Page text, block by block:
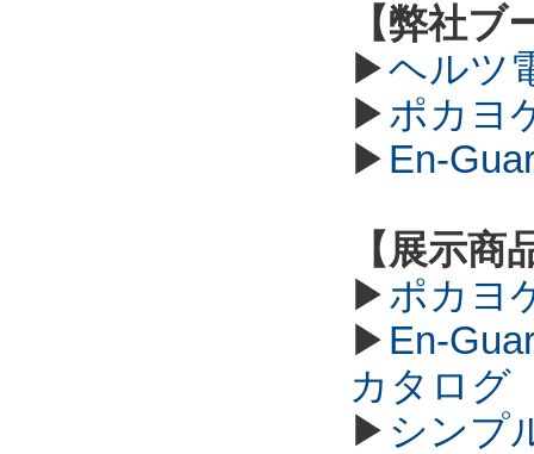
【弊社
▶ヘルツ
▶ポカヨ
▶ En-
【展示商
▶ポカヨ
▶ En-
カタログ
▶ シンプ